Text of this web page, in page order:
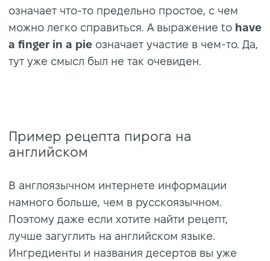
означает что-то предельно простое, с чем
можно легко справиться. А выражение to have
a finger in a pie означает участие в чем-то. Да,
тут уже смысл был не так очевиден.
Пример рецепта пирога на
английском
В англоязычном интернете информации
намного больше, чем в русскоязычном.
Поэтому даже если хотите найти рецепт,
лучше загуглить на английском языке.
Ингредиенты и названия десертов вы уже